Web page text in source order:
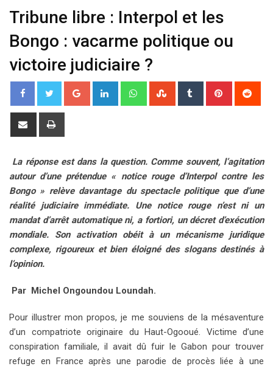
Tribune libre : Interpol et les
Bongo : vacarme politique ou
victoire judiciaire ?
o
e
+
i
d
n
h
a
p
p
t
l
e
U
p
o
n
u
r
i
r
e
s
t
e
t
h
r
e
v
i
a
E
m
a
l
r
n
t
La réponse est dans la question. Comme souvent, l’agitation
autour d’une prétendue « notice rouge d’Interpol contre les
Bongo » relève davantage du spectacle politique que d’une
réalité judiciaire immédiate. Une notice rouge n’est ni un
mandat d’arrêt automatique ni, a fortiori, un décret d’exécution
mondiale. Son activation obéit à un mécanisme juridique
complexe, rigoureux et bien éloigné des slogans destinés à
l’opinion.
Par Michel Ongoundou Loundah.
Pour illustrer mon propos, je me souviens de la mésaventure
d’un compatriote originaire du Haut-Ogooué. Victime d’une
conspiration familiale, il avait dû fuir le Gabon pour trouver
refuge en France après une parodie de procès liée à une